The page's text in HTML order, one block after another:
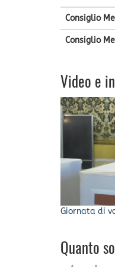
Consiglio
Consiglio
Video e
Giornata di
Quanto